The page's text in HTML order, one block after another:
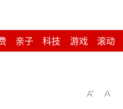
亲子 科技 游戏 滚动